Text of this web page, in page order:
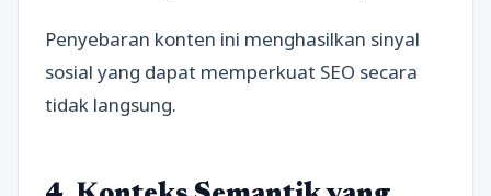
Penyebaran konten ini menghasilkan sinyal
sosial yang dapat memperkuat SEO secara
tidak langsung.